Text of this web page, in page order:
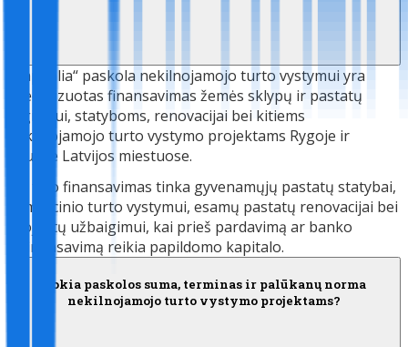
„Capitalia“ paskola nekilnojamojo turto vystymui yra
specializuotas finansavimas žemės sklypų ir pastatų
įsigijimui, statyboms, renovacijai bei kitiems
nekilnojamojo turto vystymo projektams Rygoje ir
kituose Latvijos miestuose.
Šio tipo finansavimas tinka gyvenamųjų pastatų statybai,
komercinio turto vystymui, esamų pastatų renovacijai bei
projektų užbaigimui, kai prieš pardavimą ar banko
refinansavimą reikia papildomo kapitalo.
Kokia paskolos suma, terminas ir palūkanų norma
nekilnojamojo turto vystymo projektams?